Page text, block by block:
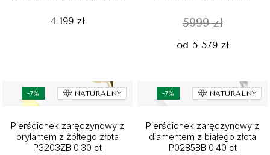
4 199 zł 5999 zł
od 5 579 zł
-7% NATURALNY
Pierścionek zaręczynowy z
brylantem z żółtego złota
P3203ZB 0.30 ct
-7% NATURALNY
Pierścionek zaręczynowy z
diamentem z białego złota
P0285BB 0.40 ct